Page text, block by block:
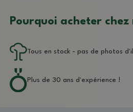
Pourquoi acheter chez
Tous en stock - pas de photos
Plus de 30 ans d'expérience !